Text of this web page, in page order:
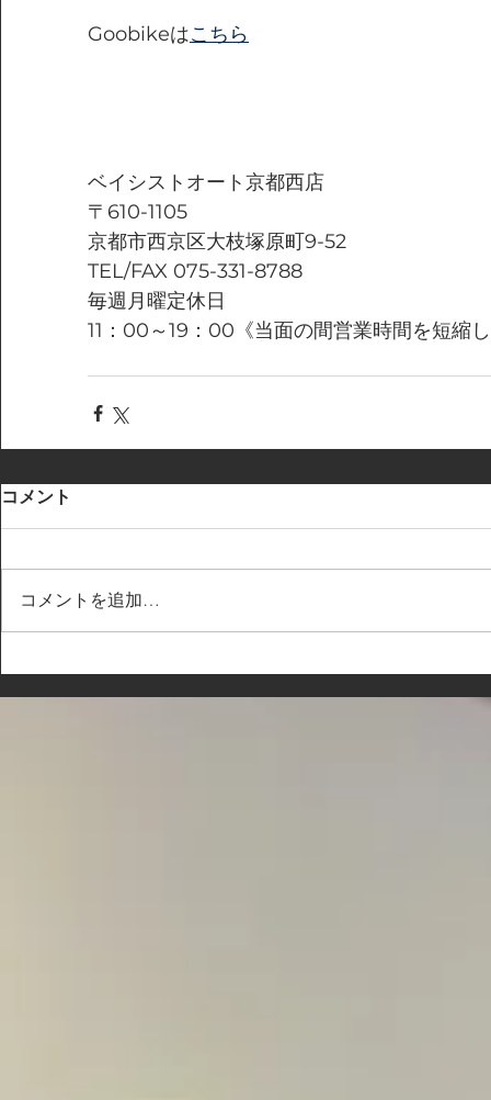
Goobikeはこちら
ベイシストオート京都西店
〒610-1105
京都市西京区大枝塚原町9-52
TEL/FAX 075-331-8788
毎週月曜定休日
11：00～19：00《当面の間営業時間を短縮
コメント
コメントを追加…